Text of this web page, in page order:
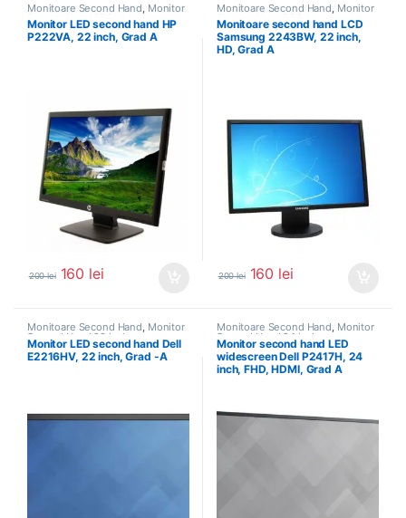
Monitoare Second Hand Monitor
Second Hand 22 inch
Monitor LED second hand HP
P222VA, 22 inch, Grad A
200lei 160 lei
Monitoare Second Hand Monitor
Second Hand 22 inch
Monitoare second hand LCD
Samsung 2243BW, 22 inch,
HD, Grad A
200lei 160 lei
Monitoare Second Hand, Monitor
Second Hand 22 inch
Monitor LED second hand Dell
E2216HV, 22 inch, Grad -A
Monitoare Second Hand, Monitor
Second Hand 24 inch
Monitor second hand LED
widescreen Dell P2417H, 24
inch, FHD, HDMI, Grad A